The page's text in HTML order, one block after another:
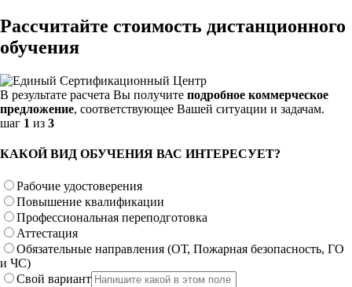
Рассчитайте стоимость дистанционного
обучения
В результате расчета Вы получите подробное коммерческое
предложение, соответствующее Вашей ситуации и задачам.
шаг 1 из 3
КАКОЙ ВИД ОБУЧЕНИЯ ВАС ИНТЕРЕСУЕТ?
Рабочие удостоверения
Повышение квалификации
Профессиональная переподготовка
Аттестация
Обязательные направления (ОТ, Пожарная безопасность, ГО
и ЧС)
Свой вариант